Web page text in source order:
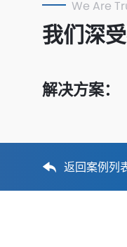
We Are
我们深
解决方案：
返回案例列